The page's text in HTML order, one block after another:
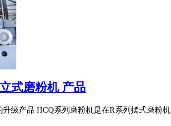
式磨粉机 产品
级产品 HCQ系列磨粉机是在R系列摆式磨粉